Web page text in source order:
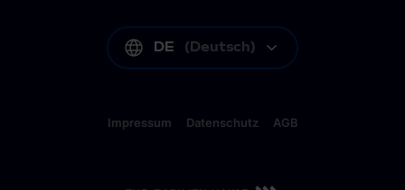
DE (Deutsch)
Impressum Datenschutz AGB